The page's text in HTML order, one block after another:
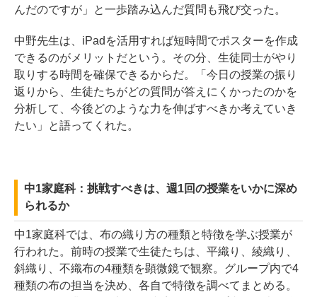
んだのですが」と一歩踏み込んだ質問も飛び交った。
中野先生は、iPadを活用すれば短時間でポスターを作成
できるのがメリットだという。その分、生徒同士がやり
取りする時間を確保できるからだ。「今日の授業の振り
返りから、生徒たちがどの質問が答えにくかったのかを
分析して、今後どのような力を伸ばすべきか考えていき
たい」と語ってくれた。
中1家庭科：挑戦すべきは、週1回の授業をいかに深め
られるか
中1家庭科では、布の織り方の種類と特徴を学ぶ授業が
行われた。前時の授業で生徒たちは、平織り、綾織り、
斜織り、不織布の4種類を顕微鏡で観察。グループ内で4
種類の布の担当を決め、各自で特徴を調べてまとめる。